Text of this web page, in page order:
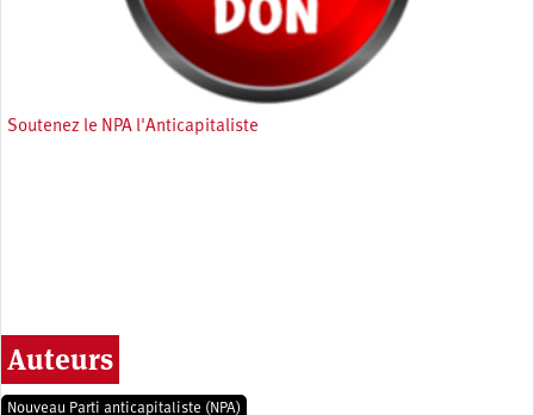
Soutenez le NPA l'Anticapitaliste
Auteurs
Nouveau Parti anticapitaliste (NPA)